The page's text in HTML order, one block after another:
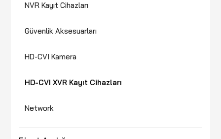
NVR Kayıt Cihazları
Güvenlik Aksesuarları
HD-CVI Kamera
HD-CVI XVR Kayıt Cihazları
Network